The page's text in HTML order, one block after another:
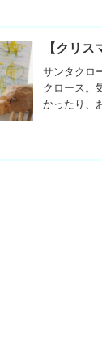
【クリ
サンタクロ
クロース。
かったり、